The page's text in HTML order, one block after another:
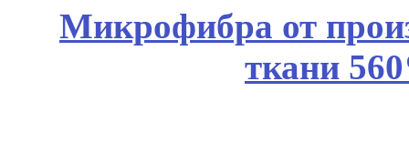
Микрофибра от
ткани